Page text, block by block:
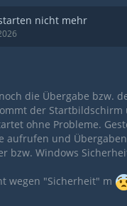
nicht mehr
die Übergabe bzw.
der
ohne Probleme.
aufrufen und
bzw. Windows
wegen "Sicherheit" m